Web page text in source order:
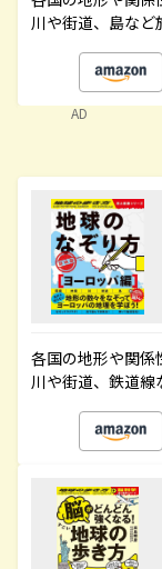
川や街道、島など
AD
各国の地形や関係
川や街道、鉄道線